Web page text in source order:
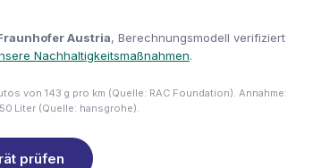
Austria, Berechnungsmodell verifiziert
Nachhaltigkeitsmaßnahmen.
von 143 g pro km (Quelle: RAC Foundation). Annahme:
Liter (Quelle: hansgrohe).
prüfen